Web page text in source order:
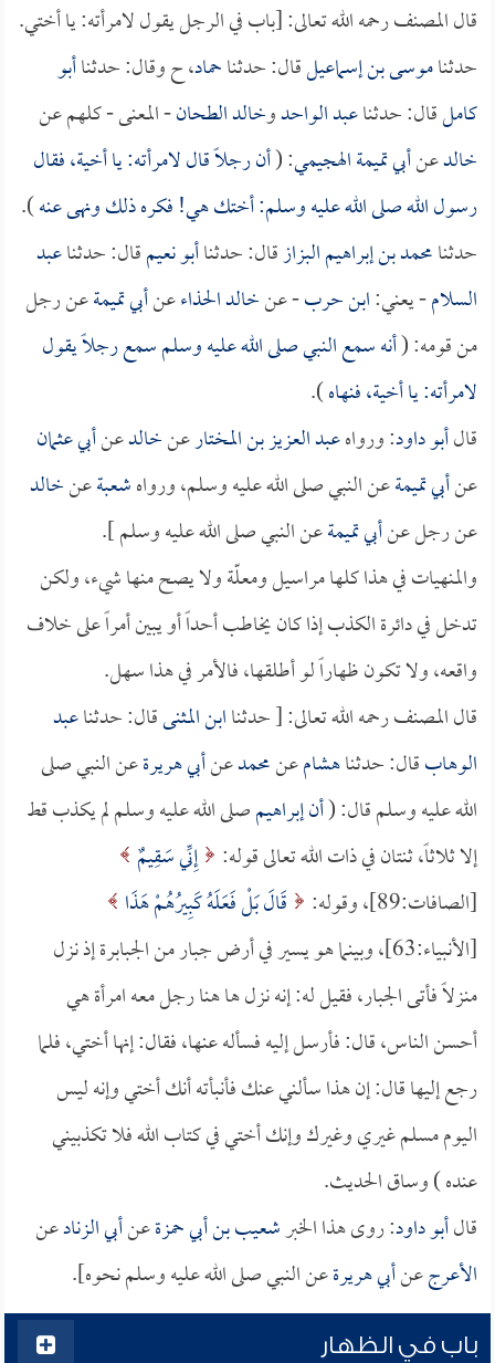
قال المصنف رحمه الله تعالى: [باب في الرجل يقول لامرأته: يا أختي.
حدثناموسى بن إسماعيلقال: حدثناحماد، ح وقال: حدثناأبو
كاملقال: حدثناعبد الواحدوخالد الطحان- المعنى - كلهم عن
خالدعنأبي تميمة الهجيمي: (أن رجلاً قال لامرأته: يا أخية، فقال
رسول الله صلى الله عليه وسلم: أختك هي! فكره ذلك ونهى عنه).
حدثنامحمد بن إبراهيم البزازقال: حدثناأبو نعيمقال: حدثناعبد
السلام- يعني:ابن حرب- عنخالد الحذاءعنأبي تميمةعن رجل
من قومه: (أنه سمع النبي صلى الله عليه وسلم سمع رجلاً يقول
لامرأته: يا أخية، فنهاه).
قالأبو داود: ورواهعبد العزيز بن المختارعنخالدعنأبي عثمان
عنأبي تميمةعن النبي صلى الله عليه وسلم، ورواهشعبةعنخالد
عن رجل عنأبي تميمةعن النبي صلى الله عليه وسلم ].
والمنهيات في هذا كلها مراسيل ومعلّة ولا يصح منها شيء، ولكن
تدخل في دائرة الكذب إذا كان يخاطب أحداً أو يبين أمراً على خلاف
واقعه، ولا تكون ظهاراً لو أطلقها، فالأمر في هذا سهل.
قال المصنف رحمه الله تعالى: [ حدثناابن المثنىقال: حدثناعبد
الوهابقال: حدثناهشامعنمحمدعنأبي هريرةعن النبي صلى
الله عليه وسلم قال: (أنإبراهيمصلى الله عليه وسلم لم يكذب قط
إلا ثلاثاً، ثنتان في ذات الله تعالى قوله: إِنِّي سَقِيمٌ
[الصافات:89]، وقوله:
قَالَ بَلْ فَعَلَهُ كَبِيرُهُمْ هَذَا
[الأنبياء:63]، وبينما هو يسير في أرض جبار من الجبابرة إذ نزل
منزلاً فأتى الجبار، فقيل له: إنه نزل ها هنا رجل معه امرأة هي
أحسن الناس، قال: فأرسل إليه فسأله عنها، فقال: إنها أختي، فلما
رجع إليها قال: إن هذا سألني عنك فأنبأته أنك أختي وإنه ليس
اليوم مسلم غيري وغيرك وإنك أختي في كتاب الله فلا تكذبيني
عنده ) وساق الحديث.
قالأبو داود: روى هذا الخبرشعيب بن أبي حمزةعنأبي الزنادعن
الأعرجعنأبي هريرةعن النبي صلى الله عليه وسلم نحوه].
باب في الظهار